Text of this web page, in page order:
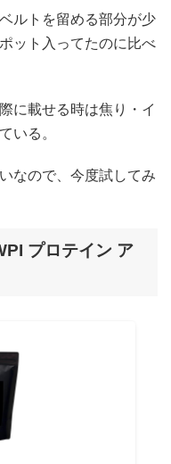
ルトを留める部分が少
ット入ってたのに比べ
に載せる時は焦り・イ
いる。
なので、今度試してみ
プロテイン ア